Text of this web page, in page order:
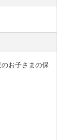
のお子さまの保